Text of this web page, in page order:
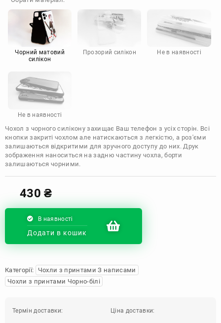
Doogee
Infinix
Sony
Motorola
Чорний матовий
силікон
Прозорий силікон Не в наявності
Не в наявності
Чохол з чорного силікону захищає Ваш телефон з усіх сторін. Всі
кнопки закриті чохлом але натискаються з легкістю, а роз'єми
залишаються відкритими для зручного доступу до них. Друк
зображення наноситься на задню частину чохла, борти
залишаються чорними.
430₴
В наявності
Додати в кошик
Категорії:
Чохли з принтами З написами
Чохли з принтами Чорно-білі
Термін доставки: Ціна доставки: